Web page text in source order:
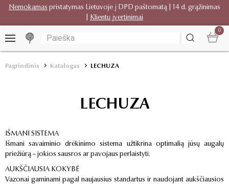
Nemokamas pristatymas Lietuvoje į DPD paštomatą | 14 d. grąžinimas
Klientų įvertinimai
0
Pagrindinis Katalogas LECHUZA
LECHUZA
IŠMANI SISTEMA
Išmani savaiminio drėkinimo sistema užtikrina optimalią jūsų augalų
priežiūrą – jokios sausros ar pavojaus perlaistyti.
AUKŠČIAUSIA KOKYBĖ
Vazonai gaminami pagal naujausius standartus ir naudojant aukščiausios